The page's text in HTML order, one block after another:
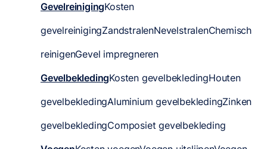
GevelreinigingKosten
gevelreinigingZandstralenNevelstralenChemisch
reinigenGevel impregneren
GevelbekledingKosten gevelbekledingHouten
gevelbekledingAluminium gevelbekledingZinken
gevelbekledingComposiet gevelbekleding